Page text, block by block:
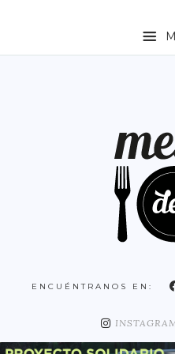
COMUNIDAD DE MADRID
DISTRITO ARGANZUELA
DISTRITO CHAMARTÍN
ENCUÉNTRANOS EN: